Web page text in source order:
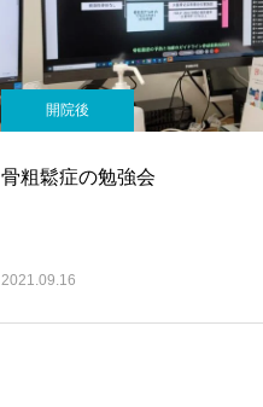
開院後
骨粗鬆症の勉強会
2021.09.16